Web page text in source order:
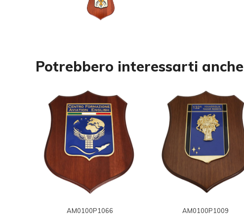
Potrebbero interessarti anche
AM0100P1066 AM0100P1009